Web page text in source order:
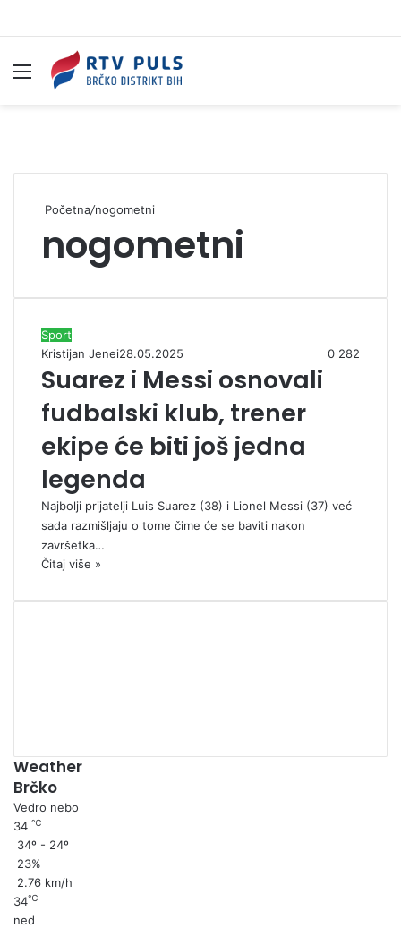
Izbornik
Početna/nogometni
nogometni
Sport
Kristijan Jenei28.05.2025 0 282
Suarez i Messi osnovali
fudbalski klub, trener
ekipe će biti još jedna
legenda
Najbolji prijatelji Luis Suarez (38) i Lionel Messi (37) već
sada razmišljaju o tome čime će se baviti nakon
završetka…
Čitaj više »
Weather
Brčko
Vedro nebo
34 ℃
34º - 24º
23%
2.76 km/h
34℃
ned